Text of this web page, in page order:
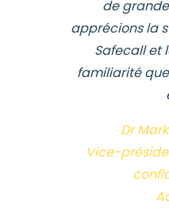
de
apprécions la
Safecall et
familiarité
Dr
Vice-